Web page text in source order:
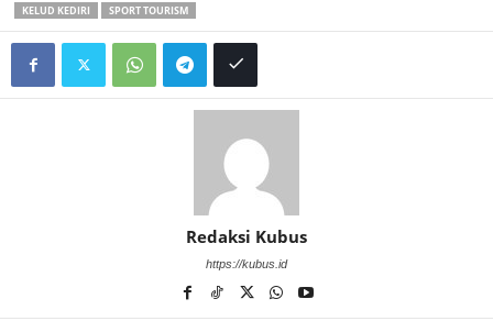
KELUD KEDIRI
SPORT TOURISM
Redaksi Kubus
https://kubus.id